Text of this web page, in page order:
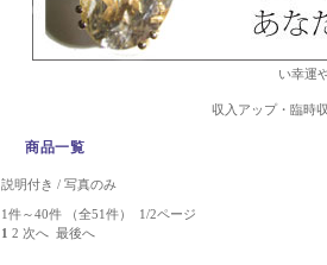
い幸運
収入アップ・臨時
商品一覧
説明付き / 写真のみ
1件～40件 （全51件） 1/2ページ
1 2 次へ 最後へ